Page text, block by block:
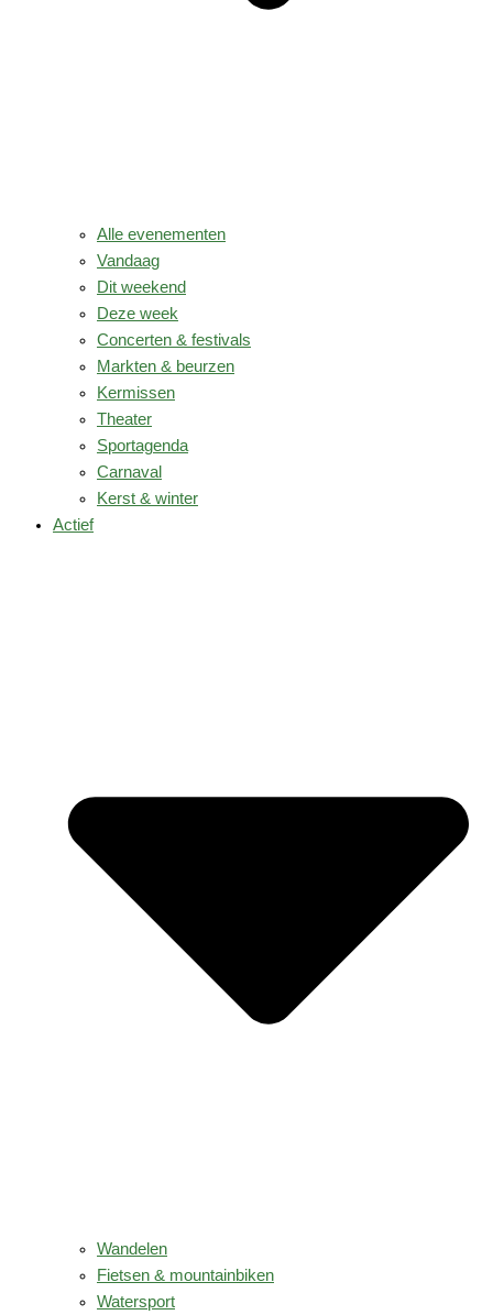
Alle evenementen
Vandaag
Dit weekend
Deze week
Concerten & festivals
Markten & beurzen
Kermissen
Theater
Sportagenda
Carnaval
Kerst & winter
Actief
Wandelen
Fietsen & mountainbiken
Watersport